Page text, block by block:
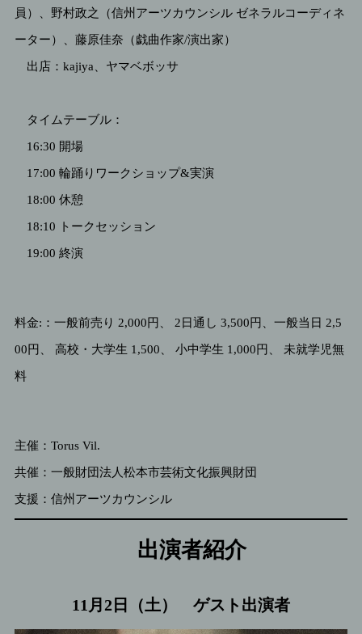
員）、野村政之（信州アーツカウンシル ゼネラルコーディネ
ーター）、藤原佳奈（戯曲作家/演出家）
出店：kajiya、ヤマベボッサ
タイムテーブル：
16:30 開場
17:00 輪踊りワークショップ&実演
18:00 休憩
18:10 トークセッション
19:00 終演
料金:：一般前売り 2,000円、 2日通し 3,500円、一般当日 2,5
00円、 高校・大学生 1,500、 小中学生 1,000円、 未就学児無
料
主催：Torus Vil.
共催：一般財団法人松本市芸術文化振興財団
支援：信州アーツカウンシル
出演者紹介
11月2日（土） ゲスト出演者